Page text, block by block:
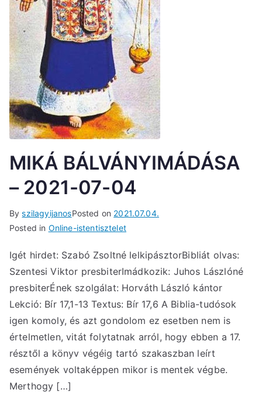
MIKÁ BÁLVÁNYIMÁDÁSA
– 2021-07-04
ByszilagyijanosPosted on 2021.07.04.
Posted in Online-istentisztelet
Igét hirdet: Szabó Zsoltné lelkipásztorBibliát olvas:
Szentesi Viktor presbiterImádkozik: Juhos Lászlóné
presbiterÉnek szolgálat: Horváth László kántor
Lekció: Bír 17,1-13 Textus: Bír 17,6 A Biblia-tudósok
igen komoly, és azt gondolom ez esetben nem is
értelmetlen, vitát folytatnak arról, hogy ebben a 17.
résztől a könyv végéig tartó szakaszban leírt
események voltaképpen mikor is mentek végbe.
Merthogy […]